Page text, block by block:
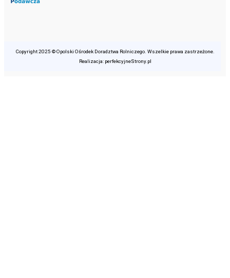
Copyright 2025 © Opolski Ośrodek Doradztwa Rolniczego. Wszelkie prawa zastrzeżone.
Realizacja: perfekcyjneStrony.pl